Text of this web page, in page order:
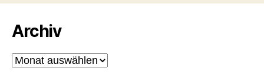
Archiv
Archiv